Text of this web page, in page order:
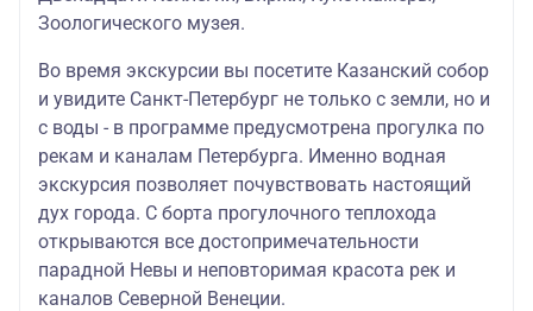
Зоологического музея.
Во время экскурсии вы посетите Казанский собор
и увидите Санкт-Петербург не только с земли, но и
с воды - в программе предусмотрена прогулка по
рекам и каналам Петербурга. Именно водная
экскурсия позволяет почувствовать настоящий
дух города. С борта прогулочного теплохода
открываются все достопримечательности
парадной Невы и неповторимая красота рек и
каналов Северной Венеции.